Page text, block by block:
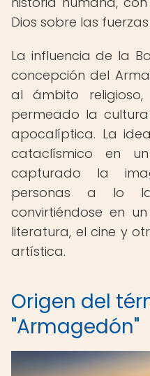
Dios sobre las
La influencia de la
concepción del
al ámbito
permeado la
apocalíptica. La
cataclísmico en
capturado la
personas a lo
convirtiéndose en
literatura, el cine y
artística.
Origen del
"Armagedón"